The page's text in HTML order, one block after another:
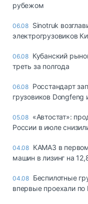
рубежом
06.08 Sinotruk
электрогрузовиков
06.08 Кубанский
треть за полгода
06.08 Росстандарт
грузовиков Dongfeng
05.08 «Автостат»:
России в июле
04.08 КАМАЗ в
машин в лизинг на
04.08 Беспилотные
впервые проехали